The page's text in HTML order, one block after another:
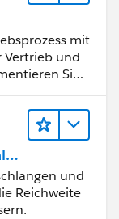
mit
und
Sie
Cash-Zyklus
und
Reichweite